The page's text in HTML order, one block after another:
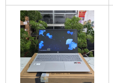
13.3INCH IPS TOUCH XOAY
GẬP 360